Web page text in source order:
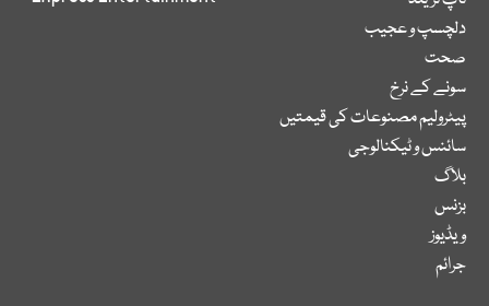
دلچسپ و عجیب
صحت
سونے کے نرخ
پیٹرولیم مصنوعات کی قیمتیں
سائنس و ٹیکنالوجی
بلاگ
بزنس
ویڈیوز
جرائم